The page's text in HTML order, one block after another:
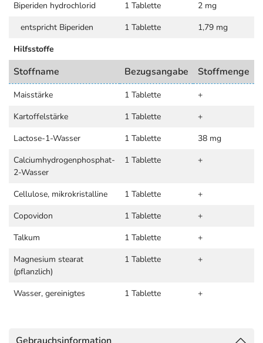
Biperiden hydrochlorid 1 Tablette
2 mg
entspricht Biperiden
1 Tablette
1,79 mg
Hilfsstoffe
Stoffname Bezugsangabe Stoffmenge
Maisstärke 1 Tablette
+
Kartoffelstärke
1 Tablette
+
Lactose-1-Wasser
1 Tablette
38 mg
Calciumhydrogenphosphat-
2-Wasser
1 Tablette +
Cellulose, mikrokristalline 1 Tablette
+
Copovidon
1 Tablette
+
Talkum
1 Tablette
+
Magnesium stearat
(pflanzlich)
1 Tablette +
Wasser, gereinigtes 1 Tablette +